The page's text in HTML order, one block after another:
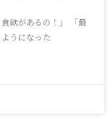
欲があるの！」 「最
うになった